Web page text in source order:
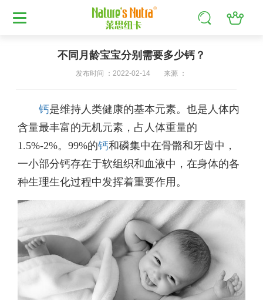
不同月龄宝宝分别需要多少钙？
发布时间 ：2022-02-14 来源 ：
钙是维持人类健康的基本元素。也是人体内
含量最丰富的无机元素，占人体重量的
1.5%-2%。99%的钙和磷集中在骨骼和牙齿中，
一小部分钙存在于软组织和血液中，在身体的各
种生理生化过程中发挥着重要作用。